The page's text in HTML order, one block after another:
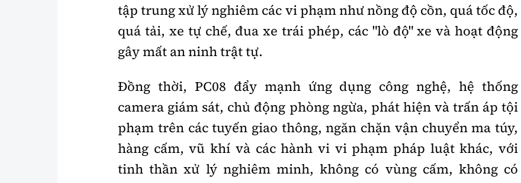
tập trung xử lý nghiêm các vi phạm như nồng độ cồn, quá tốc độ,
quá tải, xe tự chế, đua xe trái phép, các "lò độ" xe và hoạt động
gây mất an ninh trật tự.
Đồng thời, PC08 đẩy mạnh ứng dụng công nghệ, hệ thống
camera giám sát, chủ động phòng ngừa, phát hiện và trấn áp tội
phạm trên các tuyến giao thông, ngăn chặn vận chuyển ma túy,
hàng cấm, vũ khí và các hành vi vi phạm pháp luật khác, với
tinh thần xử lý nghiêm minh, không có vùng cấm, không có